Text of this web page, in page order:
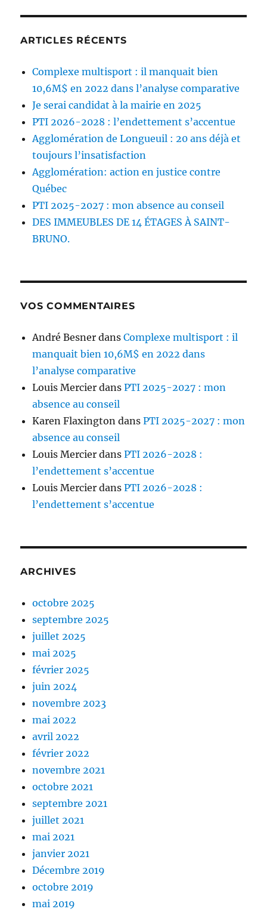
ARTICLES RÉCENTS
Complexe multisport : il manquait bien
10,6M$ en 2022 dans l’analyse comparative
Je serai candidat à la mairie en 2025
PTI 2026-2028 : l’endettement s’accentue
Agglomération de Longueuil : 20 ans déjà et
toujours l’insatisfaction
Agglomération: action en justice contre
Québec
PTI 2025-2027 : mon absence au conseil
DES IMMEUBLES DE 14 ÉTAGES À SAINT-
BRUNO.
VOS COMMENTAIRES
André Besner dansComplexe multisport : il
manquait bien 10,6M$ en 2022 dans
l’analyse comparative
Louis Mercier dansPTI 2025-2027 : mon
absence au conseil
Karen Flaxington dansPTI 2025-2027 : mon
absence au conseil
Louis Mercier dansPTI 2026-2028 :
l’endettement s’accentue
Louis Mercier dansPTI 2026-2028 :
l’endettement s’accentue
ARCHIVES
octobre 2025
septembre 2025
juillet 2025
mai 2025
février 2025
juin 2024
novembre 2023
mai 2022
avril 2022
février 2022
novembre 2021
octobre 2021
septembre 2021
juillet 2021
mai 2021
janvier 2021
Décembre 2019
octobre 2019
mai 2019